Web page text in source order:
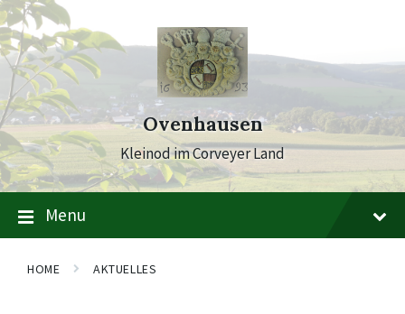
Skip
to
content
Skip
to
main
navigation
Skip
to
footer
Ovenhausen
Kleinod im Corveyer Land
Menu
HOME AKTUELLES